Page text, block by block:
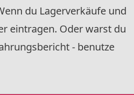
du Lagerverkäufe und
eintragen. Oder warst du
- benutze